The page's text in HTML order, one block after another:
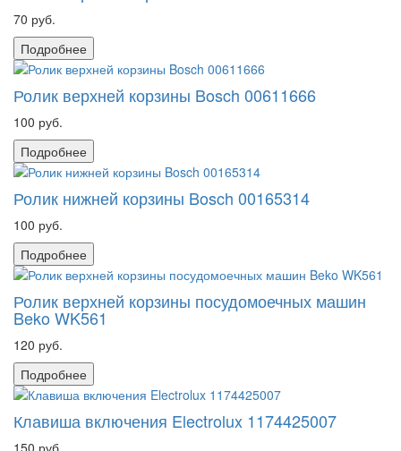
70 руб.
Подробнее
Ролик верхней корзины Bosch 00611666
100 руб.
Подробнее
Ролик нижней корзины Bosch 00165314
100 руб.
Подробнее
Ролик верхней корзины посудомоечных машин
Beko WK561
120 руб.
Подробнее
Клавиша включения Electrolux 1174425007
150 руб.